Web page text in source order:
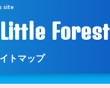
site
Forest
トマップ